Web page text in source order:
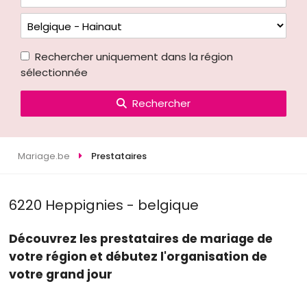
Rechercher uniquement dans la région
sélectionnée
Rechercher
Mariage.be Prestataires
6220 Heppignies - belgique
Découvrez les prestataires de mariage de
votre région et débutez l'organisation de
votre grand jour